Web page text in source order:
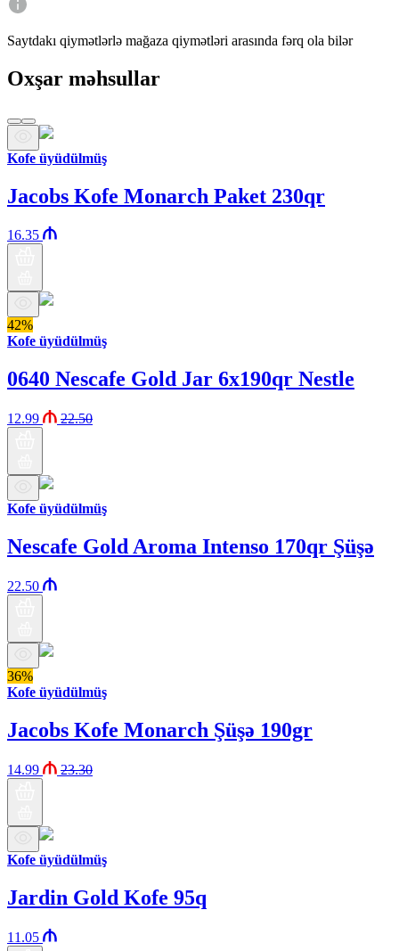
Saytdakı qiymətlərlə mağaza qiymətləri arasında fərq ola bilər
Oxşar məhsullar
Kofe üyüdülmüş
Jacobs Kofe Monarch Paket 230qr
16.35
42%
Kofe üyüdülmüş
0640 Nescafe Gold Jar 6x190qr Nestle
12.99 22.50
Kofe üyüdülmüş
Nescafe Gold Aroma Intenso 170qr Şüşə
22.50
36%
Kofe üyüdülmüş
Jacobs Kofe Monarch Şüşə 190gr
14.99 23.30
Kofe üyüdülmüş
Jardin Gold Kofe 95q
11.05